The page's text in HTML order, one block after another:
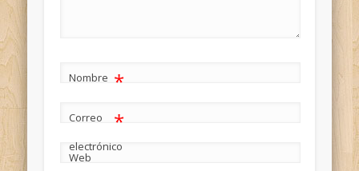
Nombre *
Correo
electrónico
*
Web